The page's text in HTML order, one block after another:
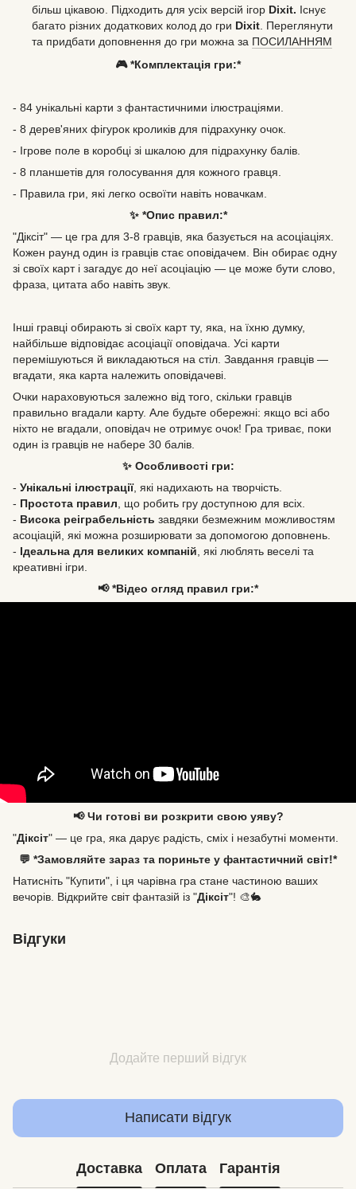
більш цікавою. Підходить для усіх версій ігор Dixit. Існує
багато різних додаткових колод до гри Dixit . Переглянути
та придбати доповнення до гри можна за ПОСИЛАННЯМ
🎮 *Комплектація гри:*
- 84 унікальні карти з фантастичними ілюстраціями.
- 8 дерев'яних фігурок кроликів для підрахунку очок.
- Ігрове поле в коробці зі шкалою для підрахунку балів.
- 8 планшетів для голосування для кожного гравця.
- Правила гри, які легко освоїти навіть новачкам.
✨ *Опис правил:*
"Діксіт" — це гра для 3-8 гравців, яка базується на асоціаціях.
Кожен раунд один із гравців стає оповідачем. Він обирає одну
зі своїх карт і загадує до неї асоціацію — це може бути слово,
фраза, цитата або навіть звук.
Інші гравці обирають зі своїх карт ту, яка, на їхню думку,
найбільше відповідає асоціації оповідача. Усі карти
перемішуються й викладаються на стіл. Завдання гравців —
вгадати, яка карта належить оповідачеві.
Очки нараховуються залежно від того, скільки гравців
правильно вгадали карту. Але будьте обережні: якщо всі або
ніхто не вгадали, оповідач не отримує очок! Гра триває, поки
один із гравців не набере 30 балів.
✨ Особливості гри:
- Унікальні ілюстрації, які надихають на творчість.
- Простота правил , що робить гру доступною для всіх.
- Висока реіграбельність завдяки безмежним можливостям
асоціацій, які можна розширювати за допомогою доповнень.
- Ідеальна для великих компаній , які люблять веселі та
креативні ігри.
📢 *Відео огляд правил гри:*
📢 Чи готові ви розкрити свою уяву?
"Діксіт" — це гра, яка дарує радість, сміх і незабутні моменти.
💬 *Замовляйте зараз та пориньте у фантастичний світ!*
Натисніть "Купити", і ця чарівна гра стане частиною ваших
вечорів. Відкрийте світ фантазій із "Діксіт"! 🎨🐇
Відгуки
Додайте перший відгук
Написати відгук
Доставка Оплата Гарантія